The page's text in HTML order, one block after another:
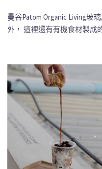
曼谷Patom Organic Living玻
外， 這裡還有有機食材製成